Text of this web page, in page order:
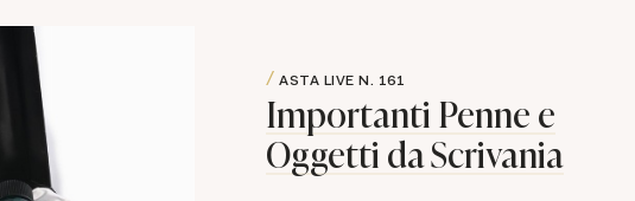
ASTA LIVE N. 161
Importanti Penne e
Oggetti da Scrivania